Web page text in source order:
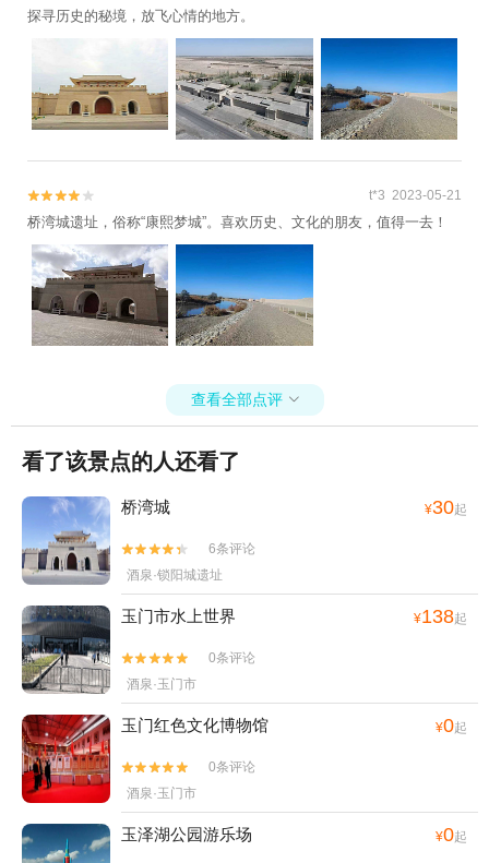
探寻历史的秘境，放飞心情的地方。

 t*3 2023-05-21
桥湾城遗址，俗称“康熙梦城”。喜欢历史、文化的朋友，值得一去！
查看全部点评 
看了该景点的人还看了
桥湾城 ¥30起


6条评论
酒泉·锁阳城遗址
玉门市水上世界 ¥138起


0条评论
酒泉·玉门市
玉门红色文化博物馆 ¥0起


0条评论
酒泉·玉门市
玉泽湖公园游乐场 ¥0起